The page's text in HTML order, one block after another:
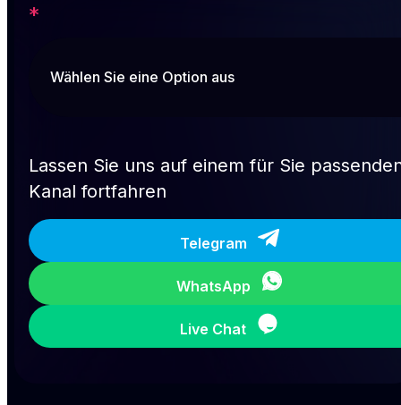
*
Lassen Sie uns auf einem für Sie
Kanal fortfahren
Telegram
WhatsApp
Live Chat